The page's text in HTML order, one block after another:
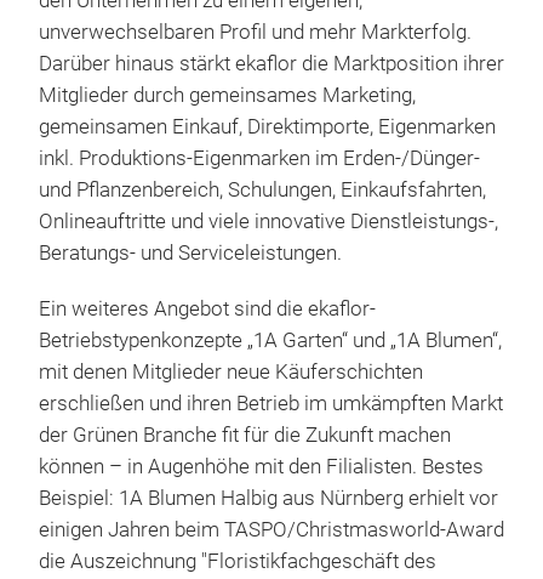
unverwechselbaren Profil und mehr Markterfolg.
Darüber hinaus stärkt ekaflor die Marktposition ihrer
Mitglieder durch gemeinsames Marketing,
gemeinsamen Einkauf, Direktimporte, Eigenmarken
inkl. Produktions-Eigenmarken im Erden-/Dünger-
und Pflanzenbereich, Schulungen, Einkaufsfahrten,
Onlineauftritte und viele innovative Dienstleistungs-,
Beratungs- und Serviceleistungen.
Ein weiteres Angebot sind die ekaflor-
Betriebstypenkonzepte „1A Garten“ und „1A Blumen“,
mit denen Mitglieder neue Käuferschichten
erschließen und ihren Betrieb im umkämpften Markt
der Grünen Branche fit für die Zukunft machen
können – in Augenhöhe mit den Filialisten. Bestes
Beispiel: 1A Blumen Halbig aus Nürnberg erhielt vor
einigen Jahren beim TASPO/Christmasworld-Award
die Auszeichnung "Floristikfachgeschäft des